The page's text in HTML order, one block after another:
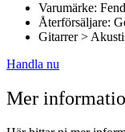
Varumärke:
Återförsäljare:
Gitarrer >
Handla nu
Mer